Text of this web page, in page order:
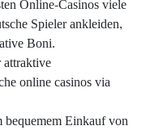
Online-Casinos viele
Spieler ankleiden,
Boni.
attraktive
online casinos via
Einkauf von